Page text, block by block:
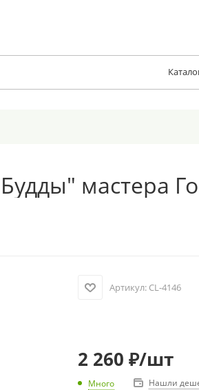
мастера
Артикул: CL-4146
2 260 ₽/шт
Много Нашли